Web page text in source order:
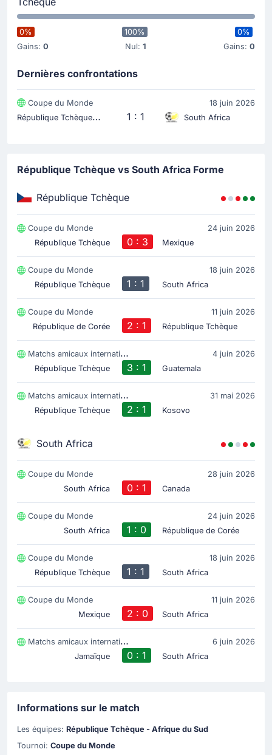
0%
Gains: 0
100%
Nul:1
0%
Gains: 0
Dernières confrontations
Coupe du Monde 18 juin 2026
R
épublique Tchèque 1 : 1 South Africa
République Tchèque vs South Africa Forme
République Tchèque
Coupe du Monde
24 juin 2026
République Tchèque
0 : 3 Mexique
Coupe du Monde
18 juin 2026
République Tchèque
1 : 1 South Africa
Coupe du Monde
11 juin 2026
République de Corée
2 : 1 République Tchèque
Matchs amicaux internationaux
4 juin 2026
République Tchèque
3 : 1 Guatemala
Matchs amicaux internationaux
31 mai 2026
République Tchèque
2 : 1 Kosovo
South Africa
Coupe du Monde
28 juin 2026
South Africa
0 : 1 Canada
Coupe du Monde
24 juin 2026
South Africa
1 : 0 République de Corée
Coupe du Monde
18 juin 2026
République Tchèque
1 : 1 South Africa
Coupe du Monde
11 juin 2026
Mexique
2 : 0 South Africa
Matchs amicaux internationaux
6 juin 2026
Jamaïque
0 : 1 South Africa
Informations sur le match
Les équipes: République Tchèque - Afrique du Sud
Tournoi: Coupe du Monde